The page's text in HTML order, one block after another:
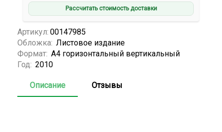
Рассчитать стоимость доставки
Артикул: 00147985
Обложка: Листовое издание
Формат: А4 горизонтальный вертикальный
Год: 2010
Описание Отзывы